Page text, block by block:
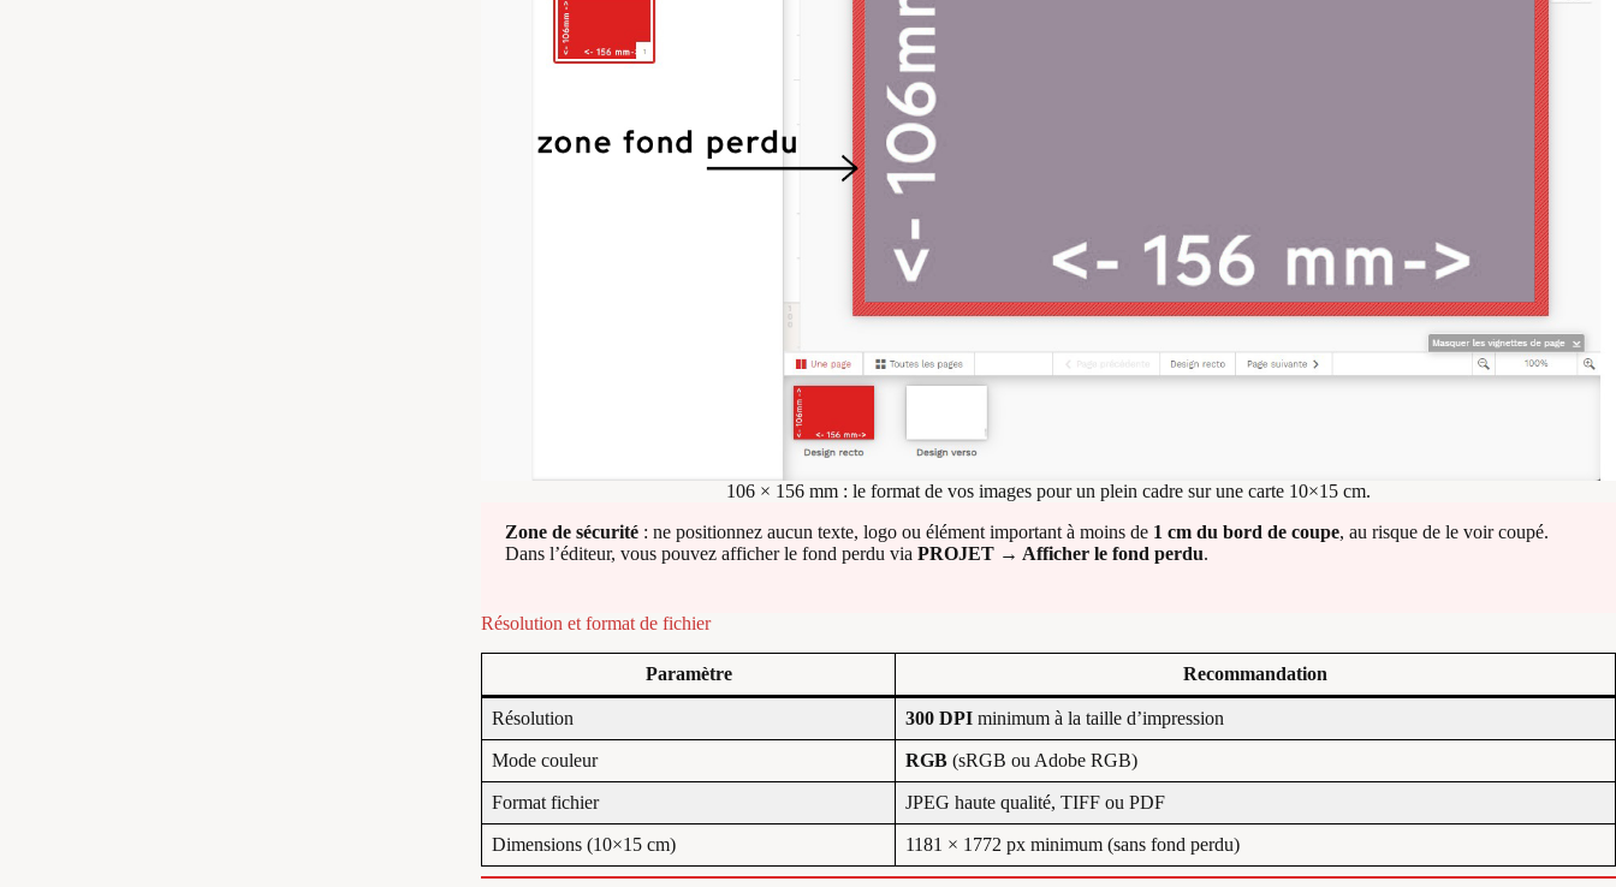
106 × 156 mm : le format de vos images pour un plein cadre sur une carte 10×15 cm.
Zone de sécurité : ne positionnez aucun texte, logo ou élément important à moins de 1 cm du bord de coupe, au risque de le voir coupé.
Dans l’éditeur, vous pouvez afficher le fond perdu via PROJET → Afficher le fond perdu.
Résolution et format de fichier
Paramètre Recommandation
Résolution 300 DPI minimum à la taille d’impression
Mode couleur RGB (sRGB ou Adobe RGB)
Format fichier JPEG haute qualité, TIFF ou PDF
Dimensions (10×15 cm) 1181 × 1772 px minimum (sans fond perdu)